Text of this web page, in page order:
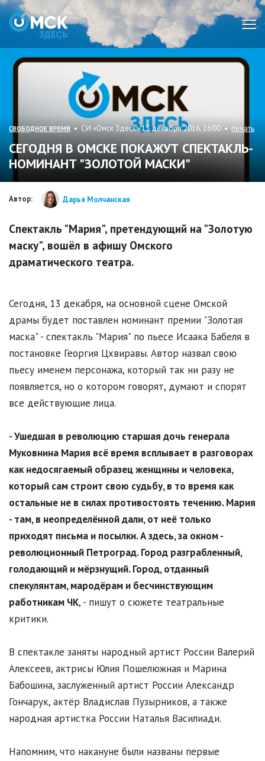
СВОБОДНОЕ ВРЕМЯ • СИ «Омск Здесь» 13 декабря 2016, 16:00 • печать
СЕГОДНЯ В ОМСКЕ ПОКАЖУТ СПЕКТАКЛЬ-
НОМИНАНТ "ЗОЛОТОЙ МАСКИ"
Автор: Дарья Молчанская
Спектакль "Мария", претендующий на "Золотую
маску", вошёл в афишу Омского
драматического театра.
Сегодня, 13 декабря, на основной сцене Омской
драмы будет поставлен номинант премии "Золотая
маска" - спектакль "Мария" по пьесе Исаака Бабеля в
постановке Георгия Цхвиравы. Автор назвал свою
пьесу именем персонажа, который так ни разу не
появляется, но о котором говорят, думают и спорят
все действующие лица.
- Ушедшая в революцию старшая дочь генерала
Муковнина Мария всё время всплывает в разговорах
как недосягаемый образец женщины и человека,
который сам строит свою судьбу, в то время как
остальные не в силах противостоять течению. Мария
- там, в неопределённой дали, от неё только
приходят письма и посылки. А здесь, за окном -
революционный Петроград. Город разграбленный,
голодающий и мёрзнущий. Город, отданный
спекулянтам, мародёрам и бесчинствующим
работникам ЧК, - пишут о сюжете театральные
критики.
В спектакле заняты народный артист России Валерий
Алексеев, актрисы Юлия Пошелюжная и Марина
Бабошина, заслуженный артист России Александр
Гончарук, актёр Владислав Пузырников, а также
народная артистка России Наталья Василиади.
Напомним, что накануне были названы первые